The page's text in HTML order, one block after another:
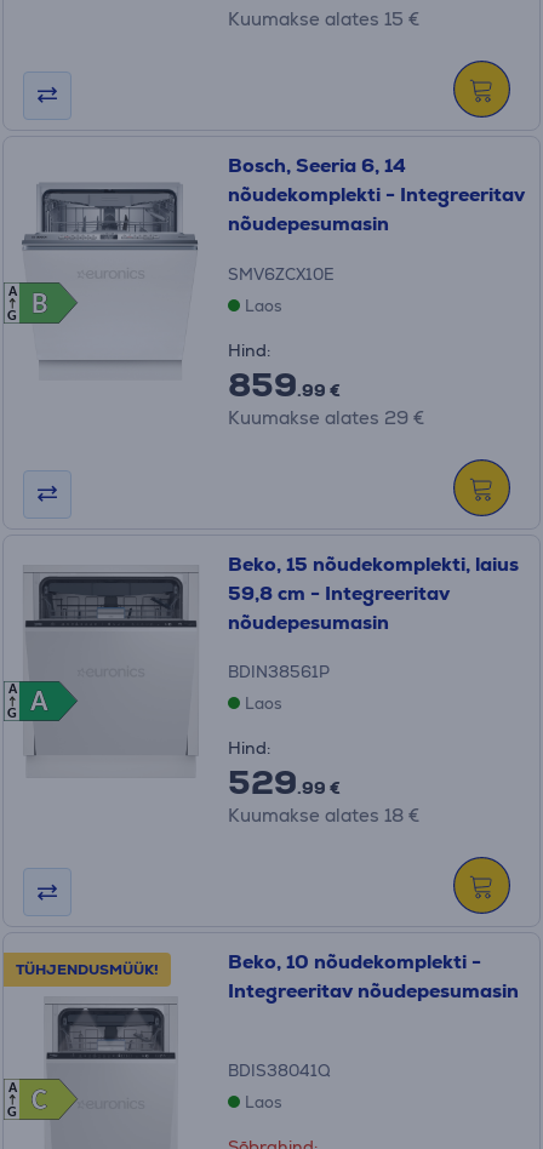
Kuumakse alates 15 €
B
B
A
G
Bosch, Seeria 6, 14
nõudekomplekti - Integreeritav
nõudepesumasin
SMV6ZCX10E
Laos
Hind:
859.99 €
Kuumakse alates 29 €
A
A
A
G
Beko, 15 nõudekomplekti, laius
59,8 cm - Integreeritav
nõudepesumasin
BDIN38561P
Laos
Hind:
529.99 €
Kuumakse alates 18 €
TÜHJENDUSMÜÜK!
C
C
A
G
Beko, 10 nõudekomplekti -
Integreeritav nõudepesumasin
BDIS38041Q
Laos